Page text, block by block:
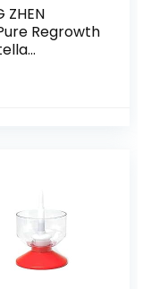
ZHEN
Regrowth